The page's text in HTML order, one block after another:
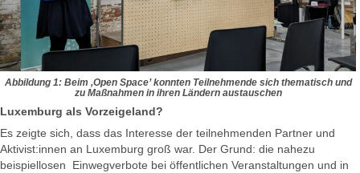
Abbildung 1: Beim ,Open Space’ konnten Teilnehmende sich thematisch und
zu Maßnahmen in ihren Ländern austauschen
Luxemburg als Vorzeigeland?
Es zeigte sich, dass das Interesse der teilnehmenden Partner und
Aktivist:innen an Luxemburg groß war. Der Grund: die nahezu
beispiellosen Einwegverbote bei öffentlichen Veranstaltungen und in